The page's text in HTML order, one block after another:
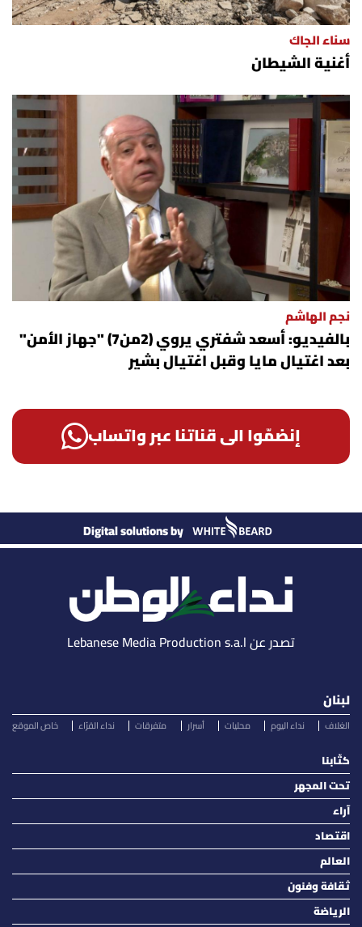
سناء الجاك
أغنية الشيطان
نجم الهاشم
بالفيديو: أسعد شفتري يروي (2من7) "جهاز الأمن"
بعد اغتيال مايا وقبل اغتيال بشير
إنضمّوا الى قناتنا عبر واتساب
Digital solutions by
تصدر عن Lebanese Media Production s.a.l
لبنان
الغلاف نداء اليوم محليات أسرار متفرقات نداء القرّاء خاص الموقع
كتّابنا
تحت المجهر
آراء
اقتصاد
العالم
ثقافة وفنون
الرياضة